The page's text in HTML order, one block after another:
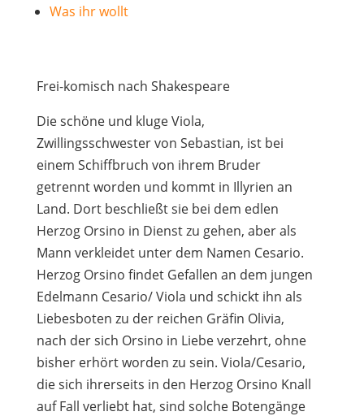
Was ihr wollt
Frei-komisch nach Shakespeare
Die schöne und kluge Viola,
Zwillingsschwester von Sebastian, ist bei
einem Schiffbruch von ihrem Bruder
getrennt worden und kommt in Illyrien an
Land. Dort beschließt sie bei dem edlen
Herzog Orsino in Dienst zu gehen, aber als
Mann verkleidet unter dem Namen Cesario.
Herzog Orsino findet Gefallen an dem jungen
Edelmann Cesario/ Viola und schickt ihn als
Liebesboten zu der reichen Gräfin Olivia,
nach der sich Orsino in Liebe verzehrt, ohne
bisher erhört worden zu sein. Viola/Cesario,
die sich ihrerseits in den Herzog Orsino Knall
auf Fall verliebt hat, sind solche Botengänge